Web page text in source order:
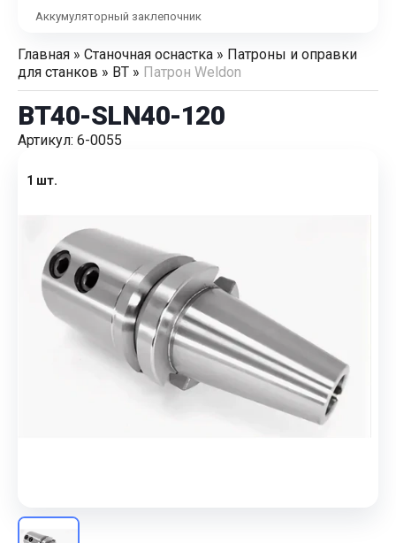
Аккумуляторный заклепочник
Главная » Станочная оснастка » Патроны и оправки
для станков » BT » Патрон Weldon
BT40-SLN40-120
Артикул: 6-0055
1 шт.